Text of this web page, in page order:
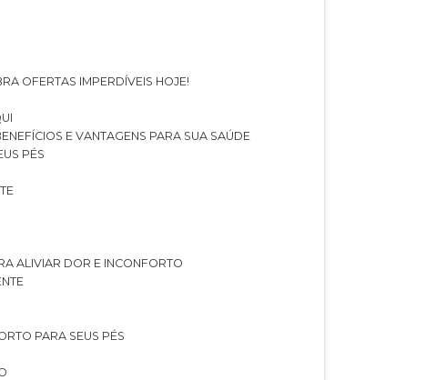
OFERTAS IMPERDÍVEIS HOJE!
E VANTAGENS PARA SUA SAÚDE
PÉS
ALIVIAR DOR E INCONFORTO
PARA SEUS PÉS